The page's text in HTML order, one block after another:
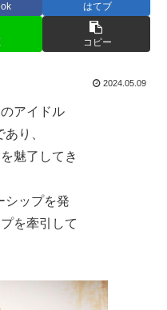
はてブ
コピー
2024.05.09
アイドル
り、
魅了してき
シップを発
を牽引して